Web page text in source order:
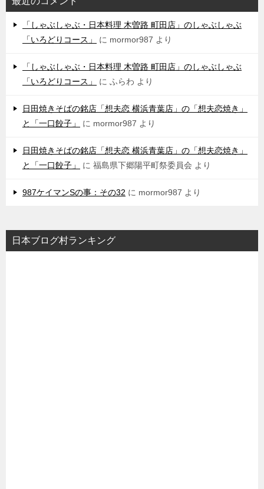
「しゃぶしゃぶ・日本料理 木曽路 町田店」のしゃぶしゃぶ
「いろどりコース」
に mormor987 より
「しゃぶしゃぶ・日本料理 木曽路 町田店」のしゃぶしゃぶ
「いろどりコース」
に ふらわ より
日田焼きそばの銘店「想夫恋 横浜青葉店」の「想夫恋焼き」
と「一口餃子」
に mormor987 より
日田焼きそばの銘店「想夫恋 横浜青葉店」の「想夫恋焼き」
と「一口餃子」
に 福島県下郷陽平町祭委員会 より
987ケイマンSの事：その32 に mormor987 より
日本ブログ村ランキング